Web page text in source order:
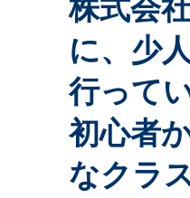
株式会
に、少
行って
初心者
なクラ